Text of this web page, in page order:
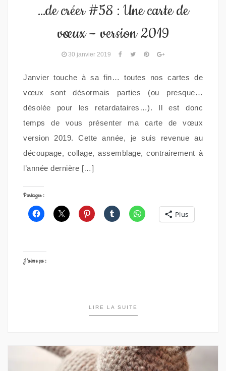
…de créer #58 : Une carte de
vœux – version 2019
30 janvier 2019
Janvier touche à sa fin… toutes nos cartes de
vœux sont désormais parties (ou presque…
désolée pour les retardataires…). Il est donc
temps de vous présenter ma carte de vœux
version 2019. Cette année, je suis revenue au
découpage, collage, assemblage, contrairement à
l’année dernière […]
Partager :
Plus
J’aime ça :
LIRE LA SUITE